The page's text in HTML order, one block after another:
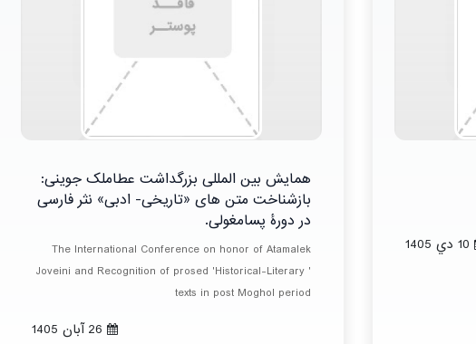
همایش بین المللی بزرگداشت عطاملک جوینی:
بازشناخت متن های «تاریخی- ادبی» نثر فارسی
در دورۀ پسامغولی.
The International Conference on honor of Atamalek
Joveini and Recognition of prosed 'Historical-Literary '
texts in post Moghol period